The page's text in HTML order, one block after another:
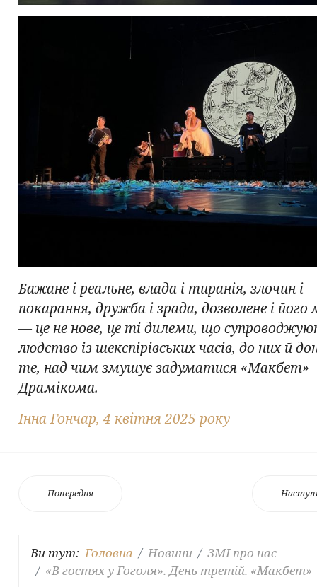
Бажане і реальне, влада і тиранія, злочин і
покарання, дружба і зрада, дозволене і його
— це не нове, це ті дилеми, що
людство із шекспірівських часів, до них й
те, над чим змушує задуматися «Макбет»
Драмікома.
Інна Гончар, 4 квітня 2025 року
Попередня
Ви тут:Головна Новини
ЗМІ про нас
«В гостях у Гоголя». День третій. «Макбет»